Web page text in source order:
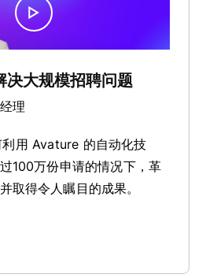
大规模招聘问题
理
用 Avature 的自动化技
100万份申请的情况下，革
取得令人瞩目的成果。